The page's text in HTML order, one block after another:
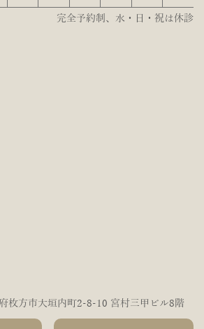
完全予約制、水・日・祝は休診
枚方市大垣内町2-8-10 宮村三甲ビル8階